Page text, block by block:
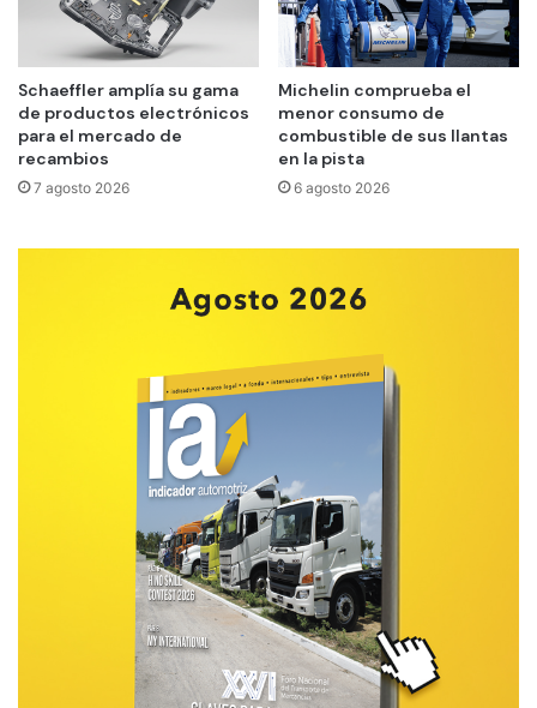
Schaeffler amplía su gama
de productos electrónicos
para el mercado de
recambios
7 agosto 2026
Michelin comprueba el
menor consumo de
combustible de sus llantas
en la pista
6 agosto 2026